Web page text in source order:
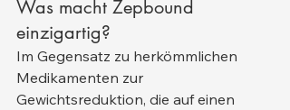
Was macht Zepbound
einzigartig?
Im Gegensatz zu herkömmlichen
Medikamenten zur
Gewichtsreduktion, die auf einen